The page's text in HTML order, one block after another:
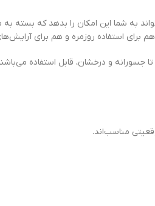
به شما این امکان را بدهد که بسته به
برای استفاده روزمره و هم برای
و درخشان، قابل استفاده
مناسب‌اند.